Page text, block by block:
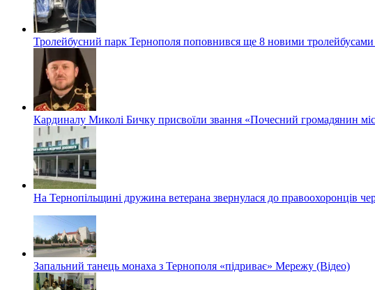
Тролейбусний парк Тернополя поповнився ще 8 новими
Кардиналу Миколі Бичку присвоїли звання «Почесний громадянин
На Тернопільщині дружина ветерана звернулася до правоохоронців
Запальний танець монаха з Тернополя «підриває» Мережу (Відео)